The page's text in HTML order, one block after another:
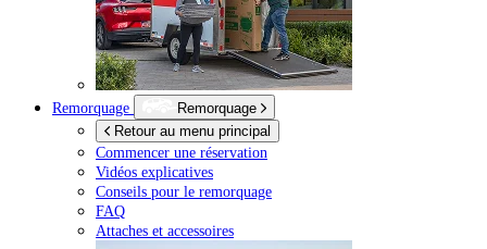
Remorquage
Remorquage
Retour au menu principal
Commencer une réservation
Vidéos explicatives
Conseils pour le remorquage
FAQ
Attaches et accessoires